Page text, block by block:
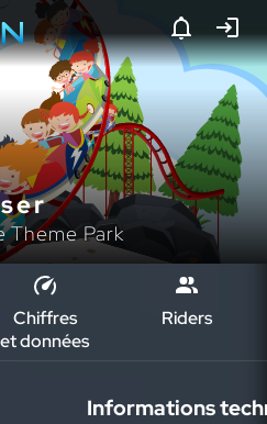
Theme Park
Chiffres
et données
Riders
Informations